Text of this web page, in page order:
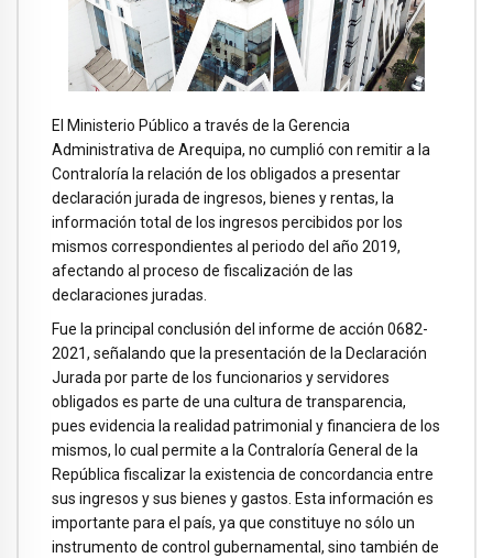
El Ministerio Público a través de la Gerencia
Administrativa de Arequipa, no cumplió con remitir a la
Contraloría la relación de los obligados a presentar
declaración jurada de ingresos, bienes y rentas, la
información total de los ingresos percibidos por los
mismos correspondientes al periodo del año 2019,
afectando al proceso de fiscalización de las
declaraciones juradas.
Fue la principal conclusión del informe de acción 0682-
2021, señalando que la presentación de la Declaración
Jurada por parte de los funcionarios y servidores
obligados es parte de una cultura de transparencia,
pues evidencia la realidad patrimonial y financiera de los
mismos, lo cual permite a la Contraloría General de la
República fiscalizar la existencia de concordancia entre
sus ingresos y sus bienes y gastos. Esta información es
importante para el país, ya que constituye no sólo un
instrumento de control gubernamental, sino también de